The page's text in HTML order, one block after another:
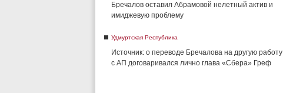
Бречалов оставил Абрамовой нелетный актив и
имиджевую проблему
Удмуртская Республика
Источник: о переводе Бречалова на другую работу
с АП договаривался лично глава «Сбера» Греф